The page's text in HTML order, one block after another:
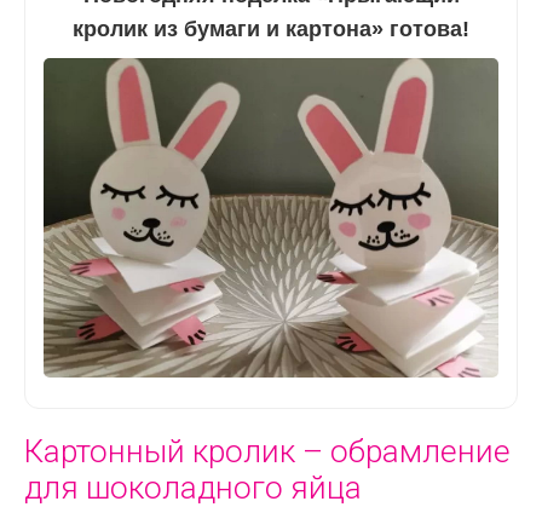
кролик из бумаги и картона» готова!
Картонный кролик – обрамление
для шоколадного яйца